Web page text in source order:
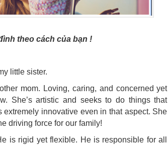
theo cách của bạn !
little sister.
mom. Loving, caring, and concerned yet
She’s artistic and seeks to do things that
innovative even in that aspect. She
driving force for our family!
is rigid yet flexible. He is responsible for all